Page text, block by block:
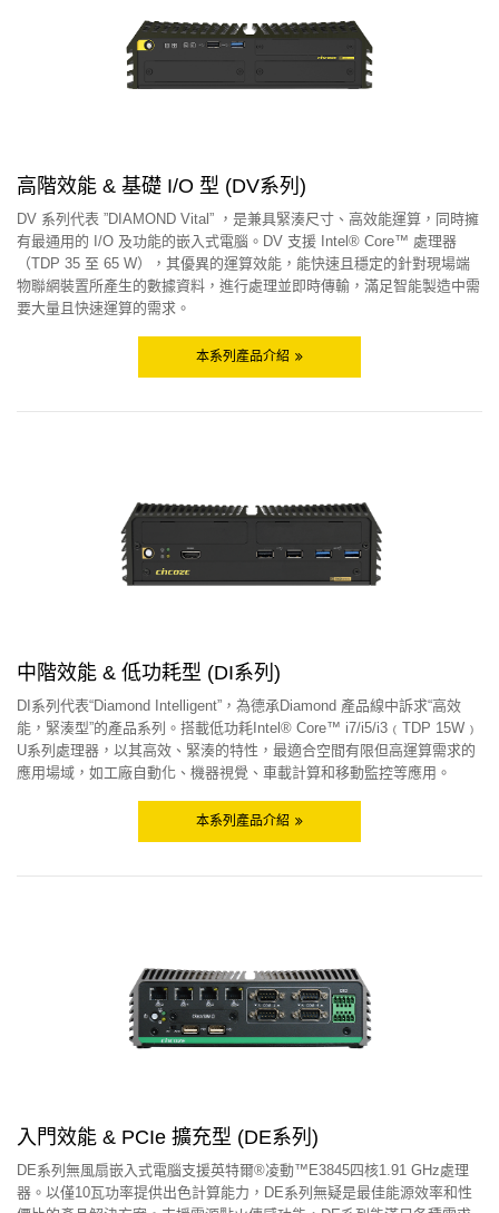
高階效能 & 基礎 I/O 型 (DV系列)
DV 系列代表 ”DIAMOND Vital” ，是兼具緊湊尺寸、高效能運算，同時擁
有最通用的 I/O 及功能的嵌入式電腦。DV 支援 Intel® Core™ 處理器
（TDP 35 至 65 W），其優異的運算效能，能快速且穩定的針對現場端
物聯網裝置所產生的數據資料，進行處理並即時傳輸，滿足智能製造中需
要大量且快速運算的需求。
本系列產品介紹
中階效能 & 低功耗型 (DI系列)
DI系列代表“Diamond Intelligent”，為德承Diamond 產品線中訴求“高效
能，緊湊型”的產品系列。搭載低功耗Intel® Core™ i7/i5/i3﹙TDP 15W﹚
U系列處理器，以其高效、緊湊的特性，最適合空間有限但高運算需求的
應用場域，如工廠自動化、機器視覺、車載計算和移動監控等應用。
本系列產品介紹
入門效能 & PCIe 擴充型 (DE系列)
DE系列無風扇嵌入式電腦支援英特爾®凌動™E3845四核1.91 GHz處理
器。以僅10瓦功率提供出色計算能力，DE系列無疑是最佳能源效率和性